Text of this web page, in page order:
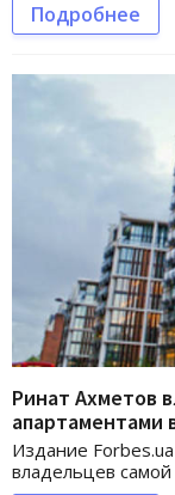
Подробнее
Ринат Ахметов
апартаментами
Издание
владельцев